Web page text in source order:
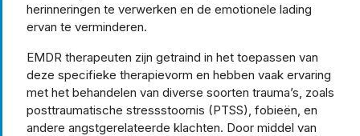
herinneringen te verwerken en de emotionele lading
ervan te verminderen.
EMDR therapeuten zijn getraind in het toepassen van
deze specifieke therapievorm en hebben vaak ervaring
met het behandelen van diverse soorten trauma’s, zoals
posttraumatische stressstoornis (PTSS), fobieën, en
andere angstgerelateerde klachten. Door middel van